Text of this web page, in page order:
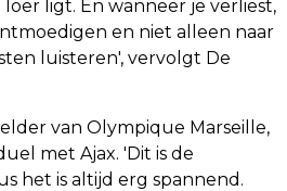
ligt. En wanneer je verliest,
en niet alleen naar
luisteren', vervolgt De
van Olympique Marseille,
met Ajax. 'Dit is de
het is altijd erg spannend.